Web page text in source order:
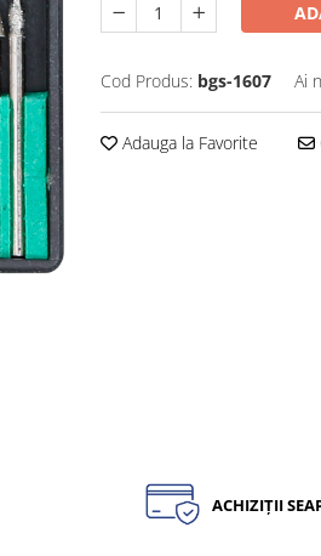
Cod Produs: bgs-1607 Ai
Adauga la Favorite
ACHIZIȚII